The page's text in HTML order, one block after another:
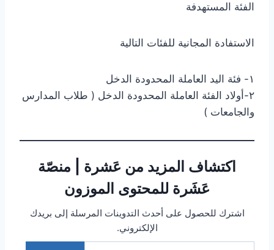
الفئة المستهدفة
الاستفادة المجانية للفئات التالية
١- فئة اليد العاملة المحدودة الدخل
٢-أولاد الفئة العاملة المحدودة الدخل ( طلاب المدارس
والجامعات )
اكتشاف المزيد من عَشرة | منصّة
عَشَرة للمحتوى الموزون
اشترك للحصول على أحدث التدوينات المرسلة إلى بريدك
الإلكتروني.
كتابة بريدك الإلكتروني...